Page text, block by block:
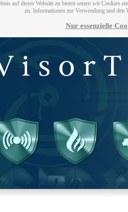
auf dieser Website zu bieten setzen wir
zu. Informationen zur Verwendung und
Nur essenzielle